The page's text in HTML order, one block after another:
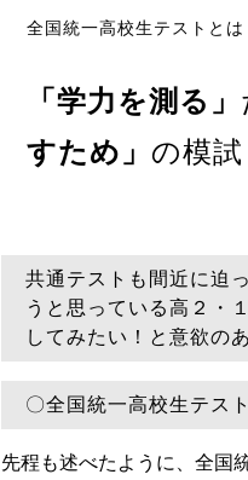
全国統一高校生テストとは
「学力を測る」
すため」 の模試
共通テストも間近に迫
うと思っている高２・
してみたい！と意欲の
〇全国統一高校生テスト
先程も述べたように、全国